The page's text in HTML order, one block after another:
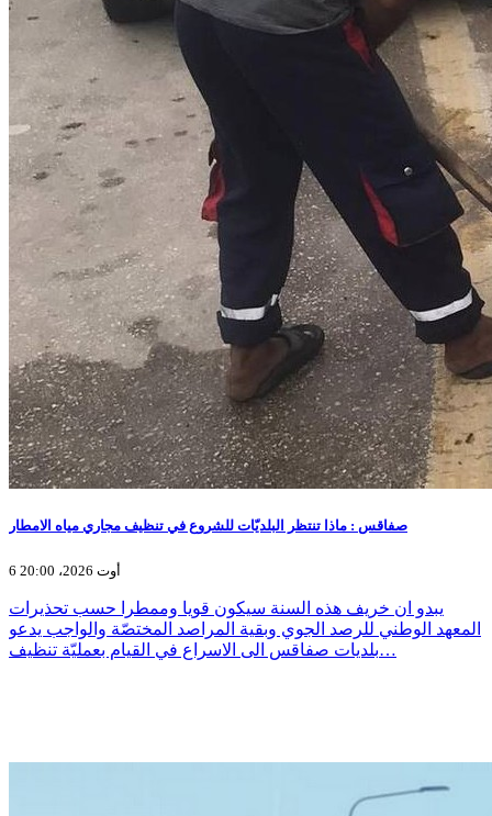
صفاقس : ماذا تنتظر البلديّات للشروع في تنظيف مجاري مياه الامطار
6 أوت 2026، 20:00
يبدو ان خريف هذه السنة سيكون قويا وممطرا حسب تحذيرات
المعهد الوطني للرصد الجوي وبقية المراصد المختصّة والواجب يدعو
بلديات صفاقس الى الاسراع في القيام بعمليّة تنظيف…